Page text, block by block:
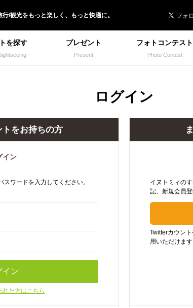
行/観光をもっと楽しく、 もっと快適に。
を探す プレゼント
Present
フォトコンテスト
Photo Contest
ログイン
をお持ちの方
イン
ワードを入力してください。
れた方はこちら
イヌトミィの
記、新規会員
Twitterカウン
用いただけます